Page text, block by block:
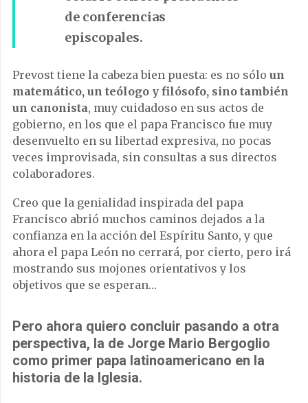
de conferencias
episcopales.
Prevost tiene la cabeza bien puesta: es no sólo un
matemático, un teólogo y filósofo, sino también
un canonista, muy cuidadoso en sus actos de
gobierno, en los que el papa Francisco fue muy
desenvuelto en su libertad expresiva, no pocas
veces improvisada, sin consultas a sus directos
colaboradores.
Creo que la genialidad inspirada del papa
Francisco abrió muchos caminos dejados a la
confianza en la acción del Espíritu Santo, y que
ahora el papa León no cerrará, por cierto, pero irá
mostrando sus mojones orientativos y los
objetivos que se esperan…
Pero ahora quiero concluir pasando a otra
perspectiva, la de Jorge Mario Bergoglio
como primer papa latinoamericano en la
historia de la Iglesia.